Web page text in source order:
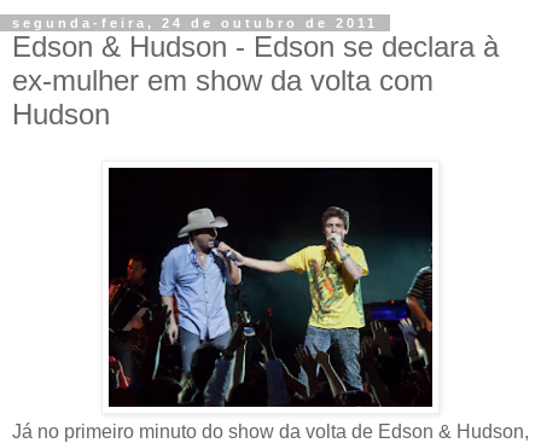
segunda-feira, 24 de outubro de 2011
Edson & Hudson - Edson se declara à
ex-mulher em show da volta com
Hudson
Já no primeiro minuto do show da volta de Edson & Hudson,